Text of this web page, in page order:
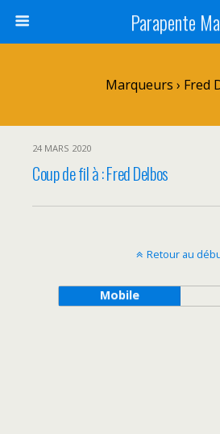
Parapente
Marqueurs › Fred
24 MARS 2020
Coup de fil à : Fred Delbos
Retour au
Mobile